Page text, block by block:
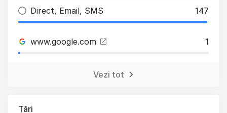
Direct, Email, SMS 147
www.google.com 1
Vezi tot
Țări